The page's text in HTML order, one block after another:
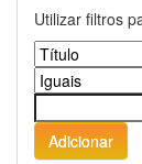
Utilizar filtros